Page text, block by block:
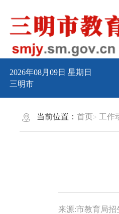
2026年08月09日星期日
三明市
当前位置：首页 工作
来源:市教育局招